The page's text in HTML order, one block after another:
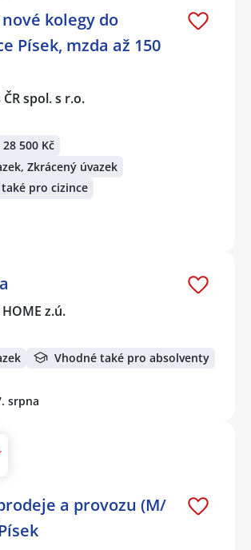
kolegy do
Písek, mzda až 150
spol. s r.o.
500 Kč
Zkrácený úvazek
pro cizince
z.ú.
Vhodné také pro absolventy
srpna
a provozu (M/